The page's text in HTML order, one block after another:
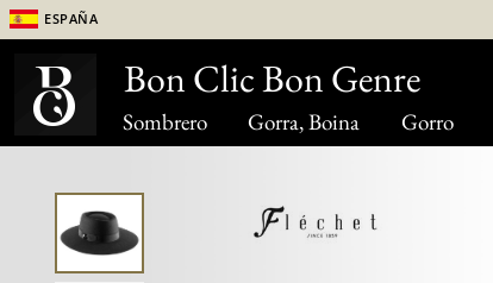
Sombrero Gorra, Boina Gorro
España
Bon Clic Bon Genre